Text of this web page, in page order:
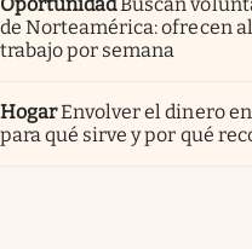
de Norteamérica: ofrecen
trabajo por semana
HogarEnvolver el dinero
para qué sirve y por qué